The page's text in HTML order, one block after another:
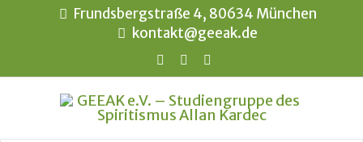
Frundsbergstraße 4, 80634 München
kontakt@geeak.de